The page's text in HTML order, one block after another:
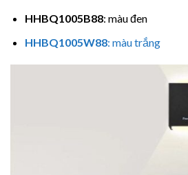
HHBQ1005B88: màu đen
HHBQ1005W88: màu trắng